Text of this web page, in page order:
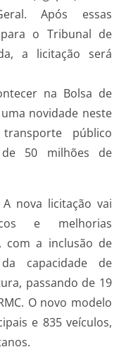
Após essas
o Tribunal de
a licitação será
na Bolsa de
novidade neste
público
de 50 milhões de
A nova licitação vai
e melhorias
com a inclusão de
capacidade de
passando de 19
O novo modelo
e 835 veículos,